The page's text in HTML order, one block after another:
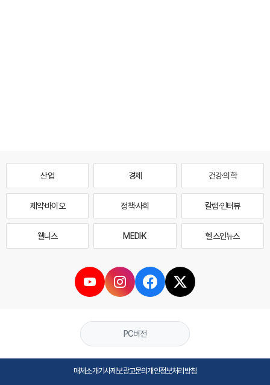
산업 경제 건강·의학
제약·바이오 정책·사회 칼럼·인터뷰
웰니스 MEDI·K 헬스인뉴스
PC버전
매체소개기사제보광고문의개인정보처리방침